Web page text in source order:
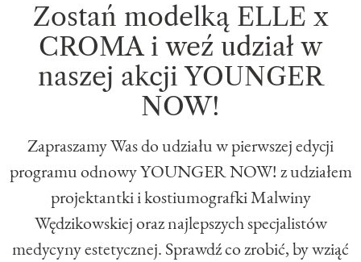
Zostań modelką ELLE x
CROMA i weź udział w
naszej akcji YOUNGER
NOW!
Zapraszamy Was do udziału w pierwszej edycji
programu odnowy YOUNGER NOW! z udziałem
projektantki i kostiumografki Malwiny
Wędzikowskiej oraz najlepszych specjalistów
medycyny estetycznej. Sprawdź co zrobić, by wziąć